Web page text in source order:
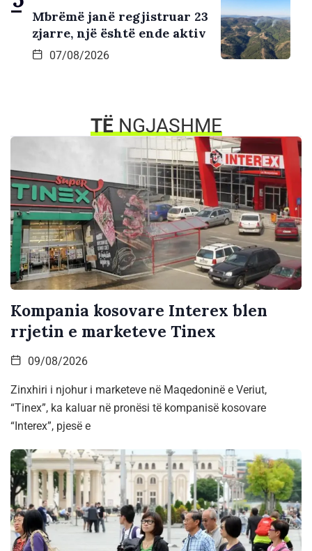
Mbrëmë janë regjistruar 23
zjarre, një është ende aktiv
07/08/2026
TËNGJASHME
Kompania kosovare Interex blen
rrjetin e marketeve Tinex
09/08/2026
Zinxhiri i njohur i marketeve në Maqedoninë e Veriut,
“Tinex”, ka kaluar në pronësi të kompanisë kosovare
“Interex”, pjesë e